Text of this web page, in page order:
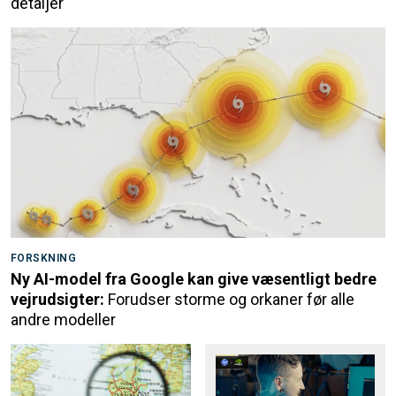
FORSKNING
Ny AI-model fra Google kan give væsentligt bedre
vejrudsigter: Forudser storme og orkaner før alle
andre modeller